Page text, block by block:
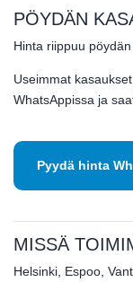
PÖYDÄN
Hinta riippuu
Useimmat
WhatsAppissa ja
Pyydä hinta
MISSÄ
Helsinki, Espoo,